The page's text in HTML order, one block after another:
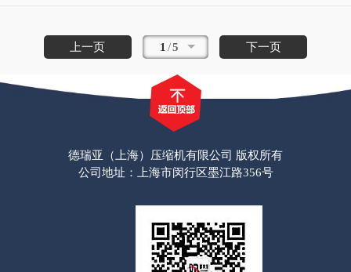
统安装、调试、培训、维修、保养、改造和租
赁业务，及机器人相关设备的配件销售，机器
上一页 1 /5 下一页
德瑞亚（上海）压缩机有限公司 版权所有
公司地址：上海市闵行区墨江路356号